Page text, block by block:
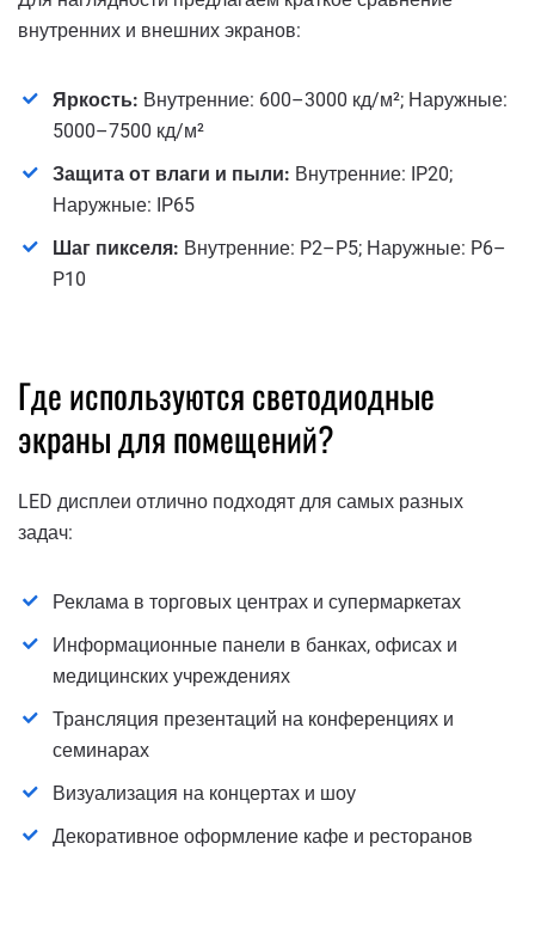
внутренних и внешних экранов:
Яркость: Внутренние: 600–3000 кд/м²; Наружные:
5000–7500 кд/м²
Защита от влаги и пыли: Внутренние: IP20;
Наружные: IP65
Шаг пикселя: Внутренние: P2–P5; Наружные: P6–
P10
Где используются светодиодные
экраны для помещений?
LED дисплеи отлично подходят для самых разных
задач:
Реклама в торговых центрах и супермаркетах
Информационные панели в банках, офисах и
медицинских учреждениях
Трансляция презентаций на конференциях и
семинарах
Визуализация на концертах и шоу
Декоративное оформление кафе и ресторанов